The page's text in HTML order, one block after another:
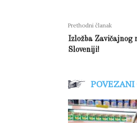
Prethodni članak
Izložba Zavičajnog
Sloveniji!